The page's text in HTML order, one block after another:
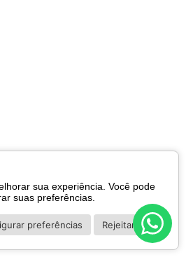
sua experiência. Você pode
suas preferências.
preferências Rejeitar